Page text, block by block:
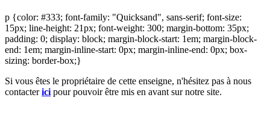
p {color: #333; font-family: "Quicksand", sans-serif; font-size:
15px; line-height: 21px; font-weight: 300; margin-bottom: 35px;
padding: 0; display: block; margin-block-start: 1em; margin-block-
end: 1em; margin-inline-start: 0px; margin-inline-end: 0px; box-
sizing: border-box;}
Si vous êtes le propriétaire de cette enseigne, n'hésitez pas à nous
contacterici pour pouvoir être mis en avant sur notre site.